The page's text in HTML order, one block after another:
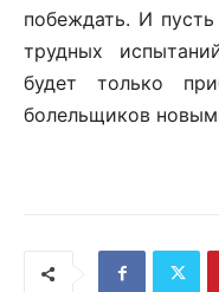
побеждать. И
трудных
будет только
болельщиков